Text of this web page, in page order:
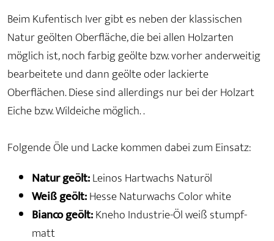
Beim Kufentisch Iver gibt es neben der klassischen
Natur geölten Oberfläche, die bei allen Holzarten
möglich ist, noch farbig geölte bzw. vorher anderweitig
bearbeitete und dann geölte oder lackierte
Oberflächen. Diese sind allerdings nur bei der Holzart
Eiche bzw. Wildeiche möglich. .
Folgende Öle und Lacke kommen dabei zum Einsatz:
Natur geölt:Leinos Hartwachs Naturöl
Weiß geölt:Hesse Naturwachs Color white
Bianco geölt:Kneho Industrie-Öl weiß stumpf-
matt